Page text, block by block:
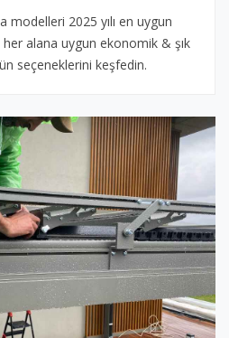
modelleri 2025 yılı en uygun
alana uygun ekonomik & şık
seçeneklerini keşfedin.